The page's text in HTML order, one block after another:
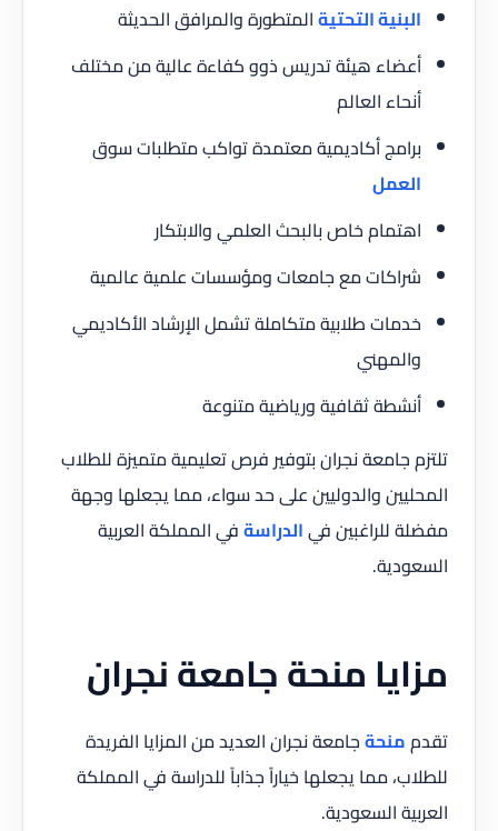
البنية التحتيةالمتطورة والمرافق الحديثة
أعضاء هيئة تدريس ذوو كفاءة عالية من مختلف
أنحاء العالم
برامج أكاديمية معتمدة تواكب متطلبات سوق
العمل
اهتمام خاص بالبحث العلمي والابتكار
شراكات مع جامعات ومؤسسات علمية عالمية
خدمات طلابية متكاملة تشمل الإرشاد الأكاديمي
والمهني
أنشطة ثقافية ورياضية متنوعة
تلتزم جامعة نجران بتوفير فرص تعليمية متميزة للطلاب
المحليين والدوليين على حد سواء، مما يجعلها وجهة
مفضلة للراغبين فيالدراسةفي المملكة العربية
السعودية.
مزايا منحة جامعة نجران
تقدممنحةجامعة نجران العديد من المزايا الفريدة
للطلاب، مما يجعلها خياراً جذاباً للدراسة في المملكة
العربية السعودية.